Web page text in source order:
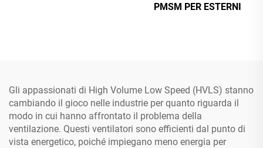
PMSM PER ESTERNI
Gli appassionati di High Volume Low Speed (HVLS) stanno
cambiando il gioco nelle industrie per quanto riguarda il
modo in cui hanno affrontato il problema della
ventilazione. Questi ventilatori sono efficienti dal punto di
vista energetico, poiché impiegano meno energia per